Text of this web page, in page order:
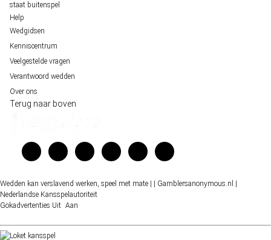
staat buitenspel
Help
Wedgidsen
Kenniscentrum
Veelgestelde vragen
Verantwoord wedden
Over ons
Terug naar boven
Wedden kan verslavend werken, speel met mate | | Gamblersanonymous.nl
Nederlandse Kansspelautoriteit
Gokadvertenties Uit Aan